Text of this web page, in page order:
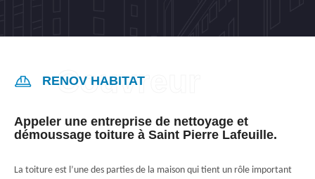
RENOV HABITAT
Appeler une entreprise de nettoyage et
démoussage toiture à Saint Pierre Lafeuille.
La toiture est l’une des parties de la maison qui tient un rôle important